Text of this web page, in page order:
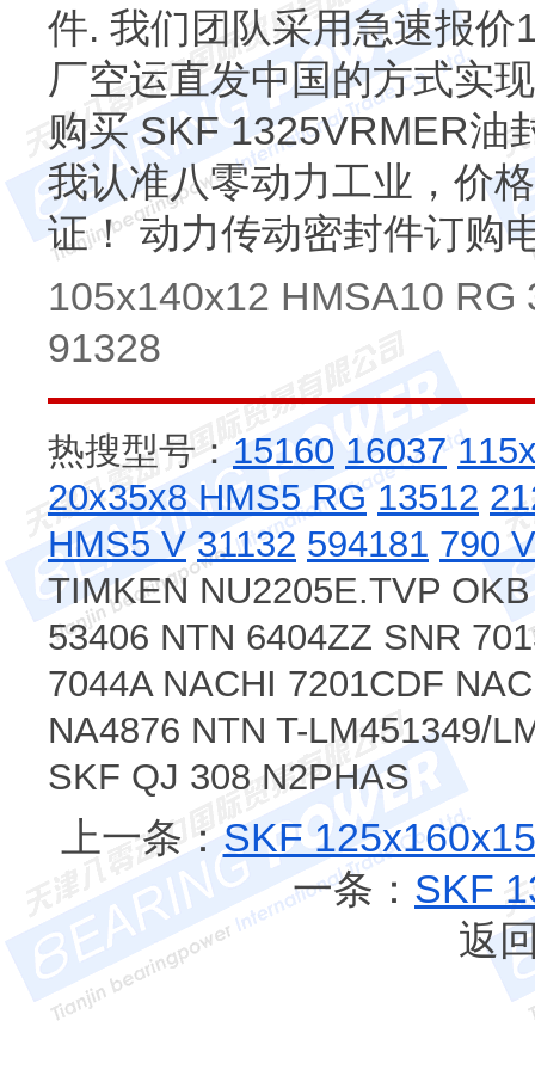
件. 我们团队采用急速报
厂空运直发中国的方式实
购买 SKF 1325VRMER油
我认准八零动力工业，价
证！ 动力传动密封件订购
105x140x12 HMSA10 RG
91328
热搜型号：15160 16037
20x35x8 HMS5 RG 13512
HMS5 V 31132 594181 790
TIMKEN NU2205E.TVP
53406 NTN 6404ZZ SNR
7044A NACHI 7201CDF
NA4876 NTN T-LM451349/
SKF QJ 308 N2PHAS
上一条： SKF
一条： SKF
返